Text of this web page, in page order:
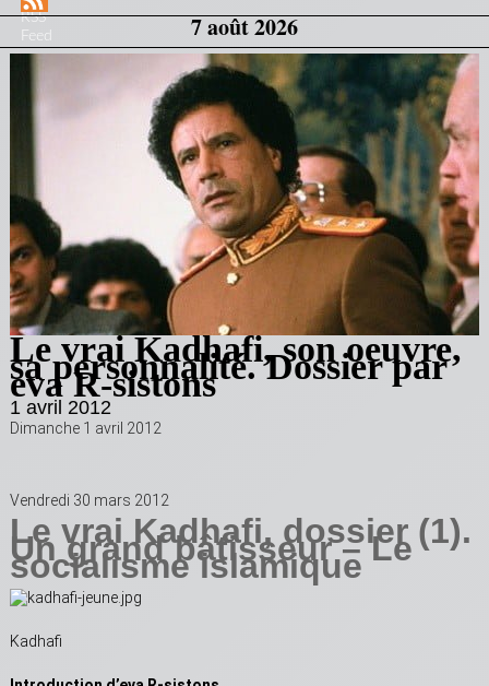
RSS
Feed
7 août 2026
Le vrai Kadhafi, son oeuvre,
sa personnalité. Dossier par
eva R-sistons
1 avril 2012
Dimanche 1 avril 2012
Vendredi 30 mars 2012
Le vrai Kadhafi, dossier (1).
Un grand bâtisseur – Le
socialisme islamique
Kadhafi